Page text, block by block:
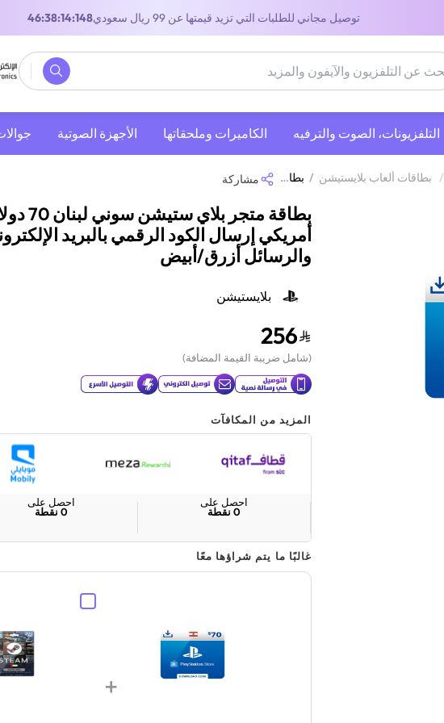
توصيل مجاني للطلبات التي تزيد قيمتها عن 99 ريال سعودي 45:38:14:148
التلفزيونات، الصوت والترفيه ‫الكاميرات وملحقاتها‬ الأجهزة الصوتية
/ بطاقات ألعاب بلايستيشن / بطاقة متجر بلاي ستيشن سوني لبنان 70 دولار أمريكي إرسال الكود الرقمي بالبريد الإلكتروني والرسائل أزرق/أبيض مشاركة
بطاقة متجر بلاي ستيشن
أمريكي إرسال الكود الرقمي بالبريد
والرسائل أزرق/أبيض
بلايستيشن
256
(شامل ضريبة القيمة المضافة)
المزيد من المكافآت
احصل على
0 نقطة
احصل على
0 نقطة
غالبًا ما يتم شراؤها معًا
+